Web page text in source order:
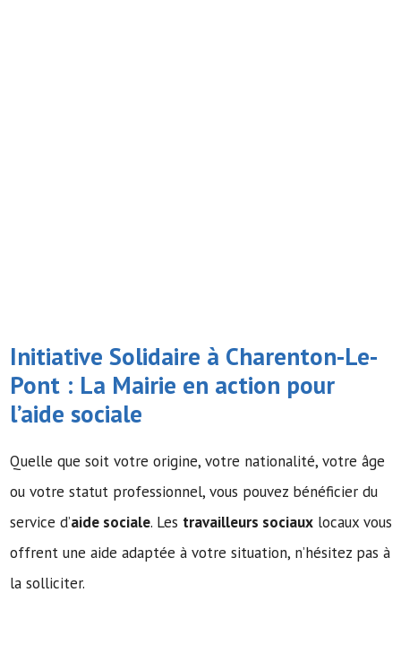
Initiative Solidaire à Charenton-Le-
Pont : La Mairie en action pour
l’aide sociale
Quelle que soit votre origine, votre nationalité, votre âge
ou votre statut professionnel, vous pouvez bénéficier du
service d’aide sociale. Les travailleurs sociaux locaux vous
offrent une aide adaptée à votre situation, n’hésitez pas à
la solliciter.